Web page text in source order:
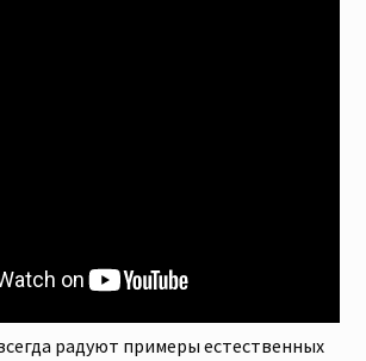
радуют примеры естественных